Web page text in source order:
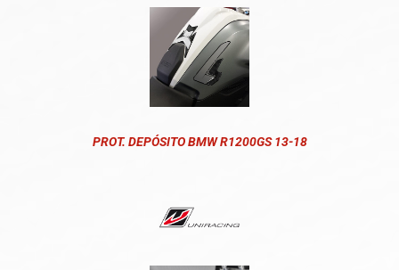
PROT. DEPÓSITO BMW R1200GS 13-18